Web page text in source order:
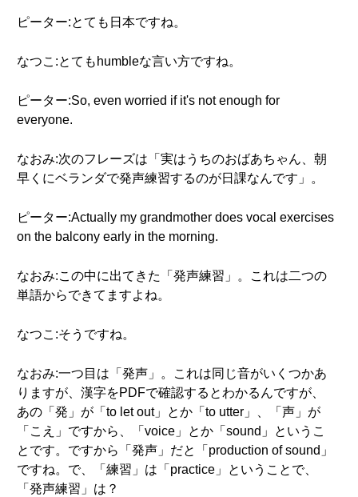
ピーター:とても日本ですね。
なつこ:とてもhumbleな言い方ですね。
ピーター:So, even worried if it's not enough for
everyone.
なおみ:次のフレーズは「実はうちのおばあちゃん、朝
早くにベランダで発声練習するのが日課なんです」。
ピーター:Actually my grandmother does vocal exercises
on the balcony early in the morning.
なおみ:この中に出てきた「発声練習」。これは二つの
単語からできてますよね。
なつこ:そうですね。
なおみ:一つ目は「発声」。これは同じ音がいくつかあ
りますが、漢字をPDFで確認するとわかるんですが、
あの「発」が「to let out」とか「to utter」、「声」が
「こえ」ですから、「voice」とか「sound」というこ
とです。ですから「発声」だと「production of sound」
ですね。で、「練習」は「practice」ということで、
「発声練習」は？